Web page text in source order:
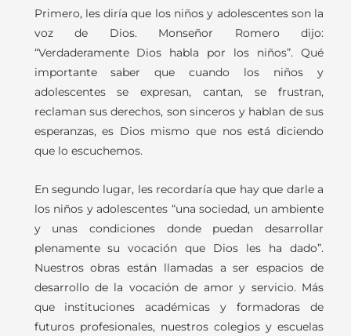
Primero, les diría que los niños y adolescentes son la
voz de Dios. Monseñor Romero dijo:
“Verdaderamente Dios habla por los niños”. Qué
importante saber que cuando los niños y
adolescentes se expresan, cantan, se frustran,
reclaman sus derechos, son sinceros y hablan de sus
esperanzas, es Dios mismo que nos está diciendo
que lo escuchemos.
En segundo lugar, les recordaría que hay que darle a
los niños y adolescentes “una sociedad, un ambiente
y unas condiciones donde puedan desarrollar
plenamente su vocación que Dios les ha dado”.
Nuestros obras están llamadas a ser espacios de
desarrollo de la vocación de amor y servicio. Más
que instituciones académicas y formadoras de
futuros profesionales, nuestros colegios y escuelas